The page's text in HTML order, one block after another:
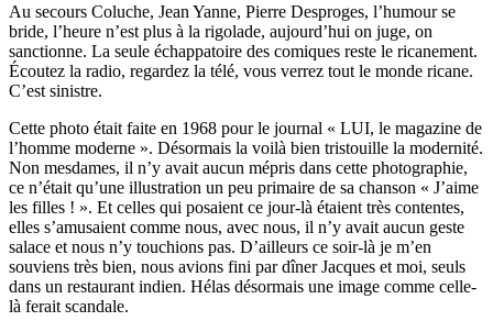
Au secours Coluche, Jean Yanne, Pierre Desproges, l’humour se
bride, l’heure n’est plus à la rigolade, aujourd’hui on juge, on
sanctionne. La seule échappatoire des comiques reste le ricanement.
Écoutez la radio, regardez la télé, vous verrez tout le monde ricane.
C’est sinistre.
Cette photo était faite en 1968 pour le journal « LUI, le magazine de
l’homme moderne ». Désormais la voilà bien tristouille la modernité.
Non mesdames, il n’y avait aucun mépris dans cette photographie,
ce n’était qu’une illustration un peu primaire de sa chanson « J’aime
les filles ! ». Et celles qui posaient ce jour-là étaient très contentes,
elles s’amusaient comme nous, avec nous, il n’y avait aucun geste
salace et nous n’y touchions pas. D’ailleurs ce soir-là je m’en
souviens très bien, nous avions fini par dîner Jacques et moi, seuls
dans un restaurant indien. Hélas désormais une image comme celle-
là ferait scandale.